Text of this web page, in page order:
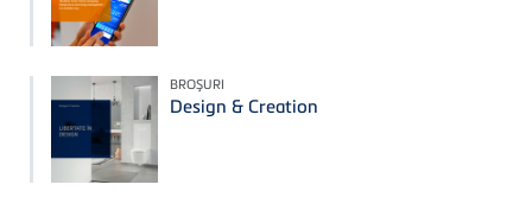
BROŞURI
Design & Creation